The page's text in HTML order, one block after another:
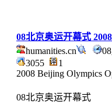
08北京奥运开幕式
humanities.cn
3055
1
2008 Beijing Olympics
08北京奥运开幕式